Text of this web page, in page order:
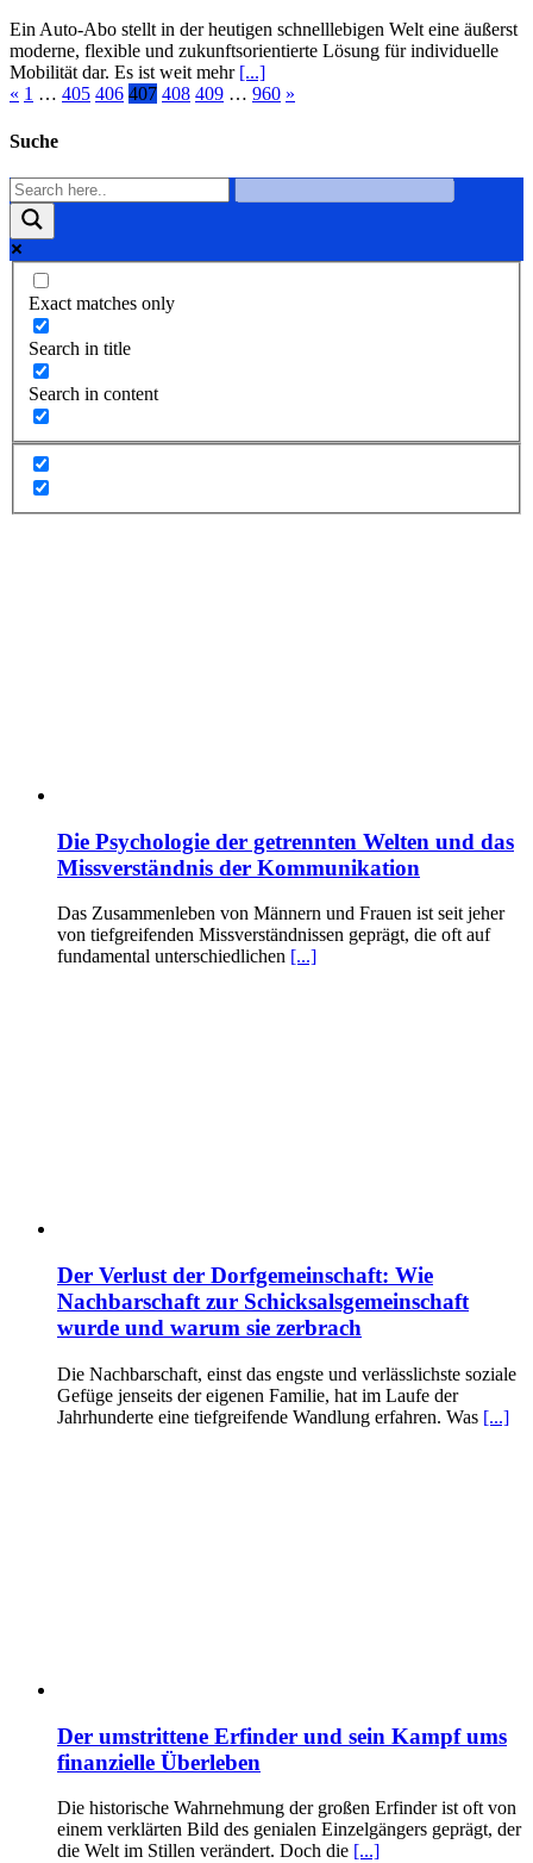
Ein Auto-Abo stellt in der heutigen schnelllebigen Welt eine äußerst
moderne, flexible und zukunftsorientierte Lösung für individuelle
Mobilität dar. Es ist weit mehr [...]
« 1 … 405 406 407 408 409 … 960 »
Suche
Exact matches only
Search in title
Search in content
Die Psychologie der getrennten Welten und das
Missverständnis der Kommunikation
Das Zusammenleben von Männern und Frauen ist seit jeher
von tiefgreifenden Missverständnissen geprägt, die oft auf
fundamental unterschiedlichen [...]
Der Verlust der Dorfgemeinschaft: Wie
Nachbarschaft zur Schicksalsgemeinschaft
wurde und warum sie zerbrach
Die Nachbarschaft, einst das engste und verlässlichste soziale
Gefüge jenseits der eigenen Familie, hat im Laufe der
Jahrhunderte eine tiefgreifende Wandlung erfahren. Was [...]
Der umstrittene Erfinder und sein Kampf ums
finanzielle Überleben
Die historische Wahrnehmung der großen Erfinder ist oft von
einem verklärten Bild des genialen Einzelgängers geprägt, der
die Welt im Stillen verändert. Doch die [...]